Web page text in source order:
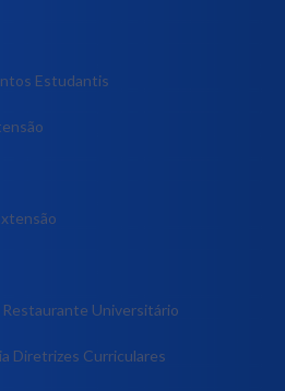
Estudantis
Restaurante Universitário
Diretrizes Curriculares